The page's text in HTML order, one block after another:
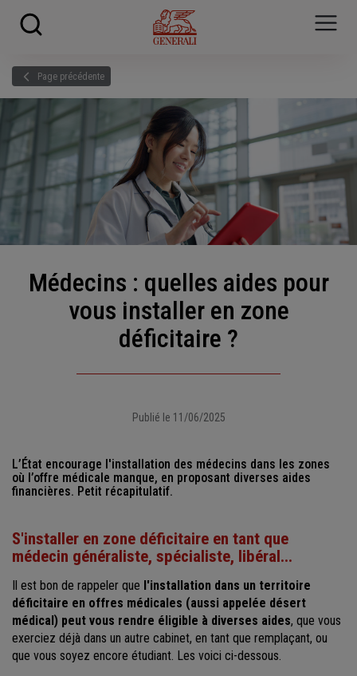
Page précédente
Médecins : quelles aides pour
vous installer en zone
déficitaire ?
Publié le 11/06/2025
L’État encourage l'installation des médecins dans les zones
où l’offre médicale manque, en proposant diverses aides
financières. Petit récapitulatif.
S'installer en zone déficitaire en tant que
médecin généraliste, spécialiste, libéral...
Il est bon de rappeler que l'installation dans un territoire
déficitaire en offres médicales (aussi appelée désert
médical) peut vous rendre éligible à diverses aides, que vous
exerciez déjà dans un autre cabinet, en tant que remplaçant, ou
que vous soyez encore étudiant. Les voici ci-dessous.